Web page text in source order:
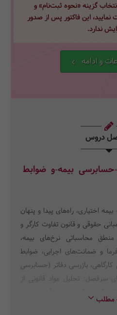
گزینه «نحوه ثبت‌نام» و
این فاکتور پس از صدور
ندارد.
و ادامه
دروس
حسابرسی بیمه-و ضوابط
اختیاری، راه‌های پیدا و پنهان
حقوقی و قانون تفاوت کارگر و
چرایی ماده 38، منطق محاسباتی نرخ‌های بیمه،
و ضمانت‌های اجرایی، ضوابط
کارگاهی، بازرسی دفاتر (حسابرسی
سرفصل: تحلیل مواد قانونی از
مواد 28، 29، 30، 37، 40 و 41، تحلیل هشت مبنای علمی و
مطلب